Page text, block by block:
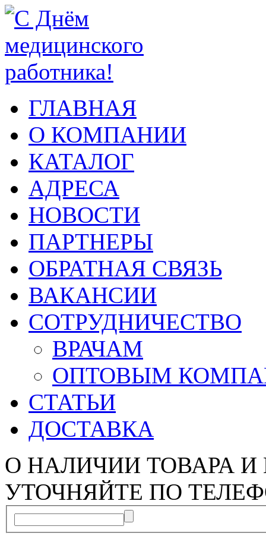
ГЛАВНАЯ
О КОМПАНИИ
КАТАЛОГ
АДРЕСА
НОВОСТИ
ПАРТНЕРЫ
ОБРАТНАЯ СВЯЗЬ
ВАКАНСИИ
СОТРУДНИЧЕСТВО
ВРАЧАМ
ОПТОВЫМ
СТАТЬИ
ДОСТАВКА
О НАЛИЧИИ ТОВАРА
УТОЧНЯЙТЕ ПО